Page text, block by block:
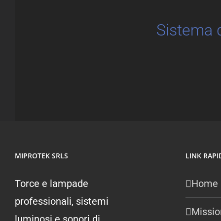
Sistema
MIPROTEK SRLS
Torce e lampade
professionali, sistemi
LINK
Home